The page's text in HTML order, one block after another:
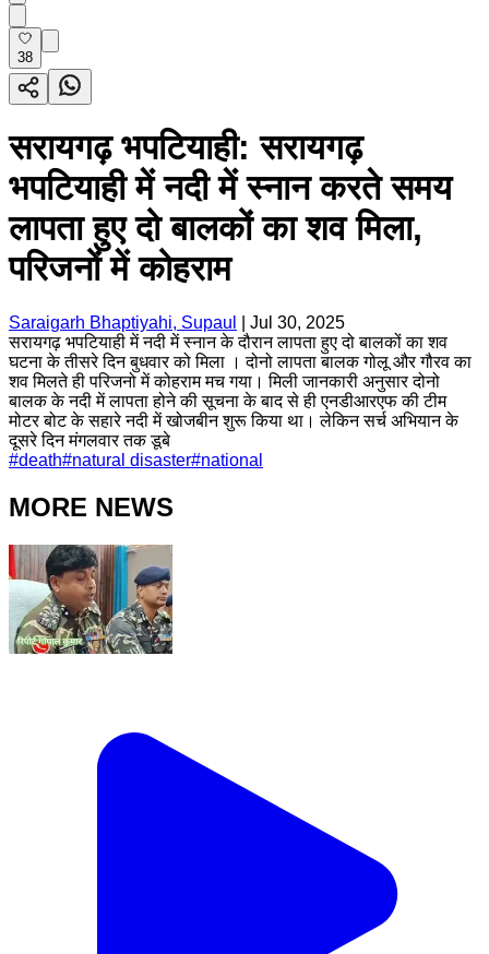
38
सरायगढ़ भपटियाही: सरायगढ़
भपटियाही में नदी में स्नान करते समय
लापता हुए दो बालकों का शव मिला,
परिजनों में कोहराम
Saraigarh Bhaptiyahi, Supaul
Jul 30, 2025
सरायगढ़ भपटियाही में नदी में स्नान के दौरान लापता हुए दो बालकों का शव
घटना के तीसरे दिन बुधवार को मिला । दोनो लापता बालक गोलू और गौरव का
शव मिलते ही परिजनो में कोहराम मच गया। मिली जानकारी अनुसार दोनो
बालक के नदी में लापता होने की सूचना के बाद से ही एनडीआरएफ की टीम
मोटर बोट के सहारे नदी में खोजबीन शुरू किया था। लेकिन सर्च अभियान के
दूसरे दिन मंगलवार तक डूबे
#death#natural disaster#national
MORE NEWS